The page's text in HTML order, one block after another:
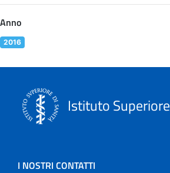
Anno
2016
Istituto
I NOSTRI CONTATTI